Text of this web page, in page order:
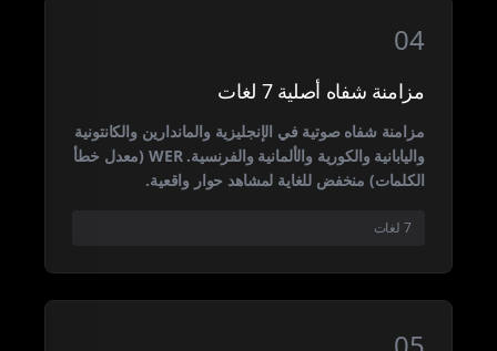
04
مزامنة شفاه أصلية 7 لغات
مزامنة شفاه صوتية في الإنجليزية والماندارين والكانتونية
واليابانية والكورية والألمانية والفرنسية. WER (معدل خطأ
الكلمات) منخفض للغاية لمشاهد حوار واقعية.
7 لغات